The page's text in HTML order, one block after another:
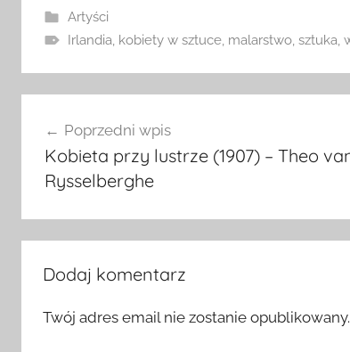
Artyści
Irlandia, kobiety w sztuce, malarstwo, sztuka,
wpisuPoprzedni wpis
Kobieta przy lustrze (1907) – Theo
Rysselberghe
Dodaj komentarz
Twój adres email nie zostanie opublikowany.